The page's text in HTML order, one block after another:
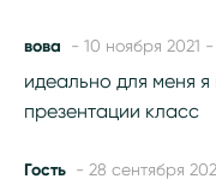
вова - 10 ноября 2021 -
идеально для меня я
презентации класс
Гость - 28 сентября